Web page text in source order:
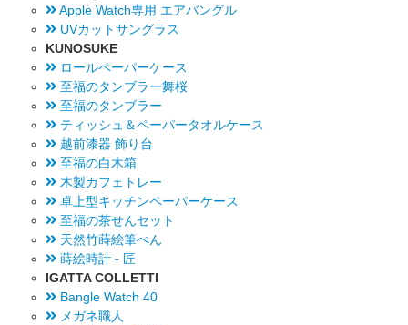
Apple Watch専用 エアバングル
UVカットサングラス
KUNOSUKE
ロールペーパーケース
至福のタンブラー舞桜
至福のタンブラー
ティッシュ＆ペーパータオルケース
越前漆器 飾り台
至福の白木箱
木製カフェトレー
卓上型キッチンペーパーケース
至福の茶せんセット
天然竹蒔絵筆ぺん
蒔絵時計 - 匠
IGATTA COLLETTI
Bangle Watch 40
メガネ職人